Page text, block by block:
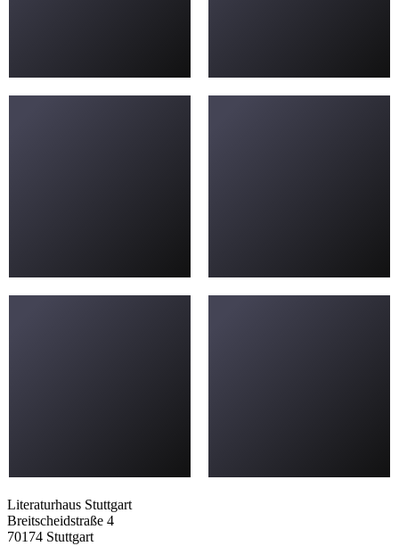
Literaturhaus Stuttgart
Breitscheidstraße 4
70174 Stuttgart